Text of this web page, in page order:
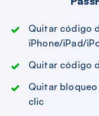
Quitar código
iPhone/iPad/
Quitar código
Quitar bloqueo
clic